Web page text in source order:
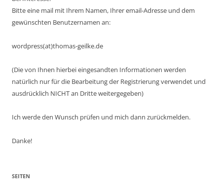
Bitte eine mail mit Ihrem Namen, Ihrer email-Adresse und dem
gewünschten Benutzernamen an:
wordpress(at)thomas-geilke.de
(Die von Ihnen hierbei eingesandten Informationen werden
natürlich nur für die Bearbeitung der Registrierung verwendet und
ausdrücklich NICHT an Dritte weitergegeben)
Ich werde den Wunsch prüfen und mich dann zurückmelden.
Danke!
SEITEN